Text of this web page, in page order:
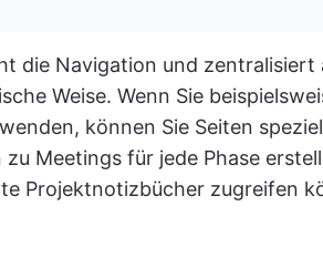
die Navigation und
Weise. Wenn Sie
können Sie Seiten
Meetings für jede Phase
Projektnotizbücher zugreifen